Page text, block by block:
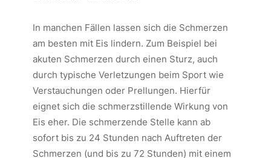
In manchen Fällen lassen sich die Schmerzen
am besten mit Eis lindern. Zum Beispiel bei
akuten Schmerzen durch einen Sturz, auch
durch typische Verletzungen beim Sport wie
Verstauchungen oder Prellungen. Hierfür
eignet sich die schmerzstillende Wirkung von
Eis eher. Die schmerzende Stelle kann ab
sofort bis zu 24 Stunden nach Auftreten der
Schmerzen (und bis zu 72 Stunden) mit einem